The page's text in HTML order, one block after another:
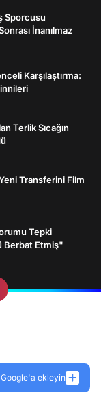
Sporcusu
İnanılmaz
Karşılaştırma:
Terlik Sıcağın
Transferini Film
Tepki
Berbat Etmiş"
Google'a ekleyin